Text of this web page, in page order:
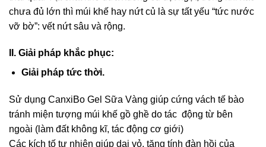
chưa đủ lớn thì múi khế hay nứt củ là sự tất yếu “tức nước
vỡ bờ”: vết nứt sâu và rộng.
II. Giải pháp khắc phục:
Giải pháp tức thời.
Sử dụng CanxiBo Gel Sữa Vàng giúp cứng vách tế bào
tránh miện tượng múi khế gồ ghề do tác động từ bên
ngoài (làm đất không kĩ, tác động cơ giới)
Các kích tố tự nhiên giúp dai vỏ, tăng tính đàn hồi của